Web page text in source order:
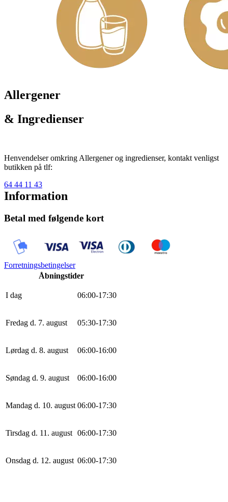
Allergener
& Ingredienser
Henvendelser omkring Allergener og ingredienser, kontakt venligst
butikken på tlf:
64 44 11 43
Information
Betal med følgende kort
Forretningsbetingelser
Åbningstider
I dag 06:00-17:30
Fredag d. 7. august 05:30-17:30
Lørdag d. 8. august 06:00-16:00
Søndag d. 9. august 06:00-16:00
Mandag d. 10. august 06:00-17:30
Tirsdag d. 11. august 06:00-17:30
Onsdag d. 12. august 06:00-17:30